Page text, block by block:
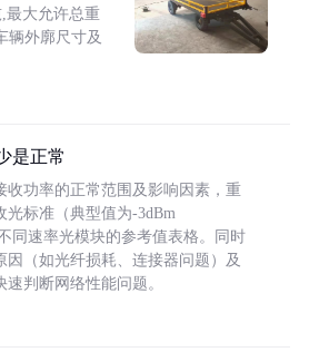
最大允许总重
辆外廓尺寸及
是正常
收功率的正常范围及影响因素，重
光标准（典型值为-3dBm
同速率光模块的参考值表格。同时
因（如光纤损耗、连接器问题）及
判断网络性能问题。